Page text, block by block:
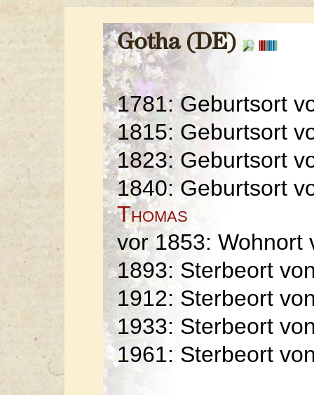
Gotha (DE)
1781: Geburtsort
1815: Geburtsort
1823: Geburtsort
1840: Geburtsort
Thomas
vor 1853: Wohnort
1893: Sterbeort
1912: Sterbeort
1933: Sterbeort
1961: Sterbeort